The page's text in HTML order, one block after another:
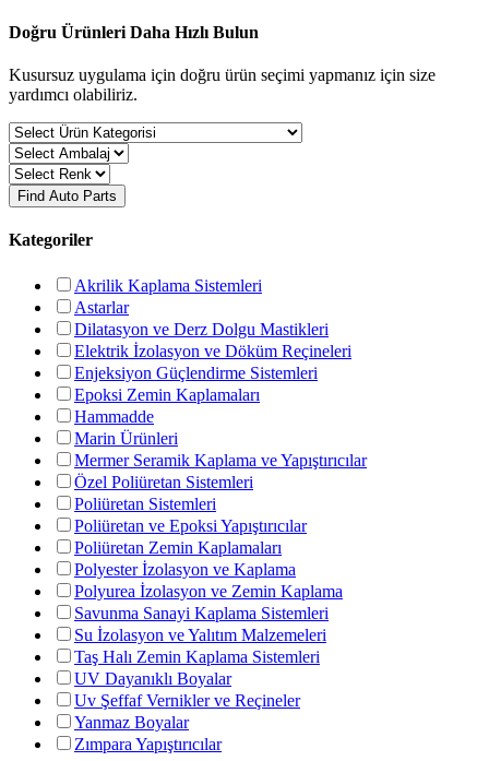
Doğru Ürünleri Daha Hızlı Bulun
Kusursuz uygulama için doğru ürün seçimi yapmanız için size
yardımcı olabiliriz.
Find Auto Parts
Kategoriler
Akrilik Kaplama Sistemleri
Astarlar
Dilatasyon ve Derz Dolgu Mastikleri
Elektrik İzolasyon ve Döküm Reçineleri
Enjeksiyon Güçlendirme Sistemleri
Epoksi Zemin Kaplamaları
Hammadde
Marin Ürünleri
Mermer Seramik Kaplama ve Yapıştırıcılar
Özel Poliüretan Sistemleri
Poliüretan Sistemleri
Poliüretan ve Epoksi Yapıştırıcılar
Poliüretan Zemin Kaplamaları
Polyester İzolasyon ve Kaplama
Polyurea İzolasyon ve Zemin Kaplama
Savunma Sanayi Kaplama Sistemleri
Su İzolasyon ve Yalıtım Malzemeleri
Taş Halı Zemin Kaplama Sistemleri
UV Dayanıklı Boyalar
Uv Şeffaf Vernikler ve Reçineler
Yanmaz Boyalar
Zımpara Yapıştırıcılar